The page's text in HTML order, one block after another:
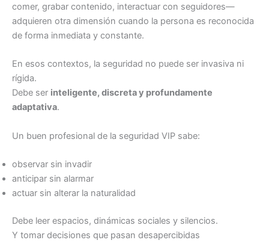
comer, grabar contenido, interactuar con seguidores—
adquieren otra dimensión cuando la persona es reconocida
de forma inmediata y constante.
En esos contextos, la seguridad no puede ser invasiva ni
rígida.
Debe ser inteligente, discreta y profundamente
adaptativa.
Un buen profesional de la seguridad VIP sabe:
observar sin invadir
anticipar sin alarmar
actuar sin alterar la naturalidad
Debe leer espacios, dinámicas sociales y silencios.
Y tomar decisiones que pasan desapercibidas